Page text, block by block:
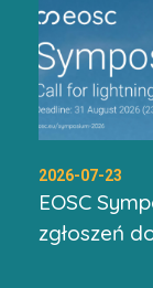
2026-07-23
EOSC
zgłoszeń